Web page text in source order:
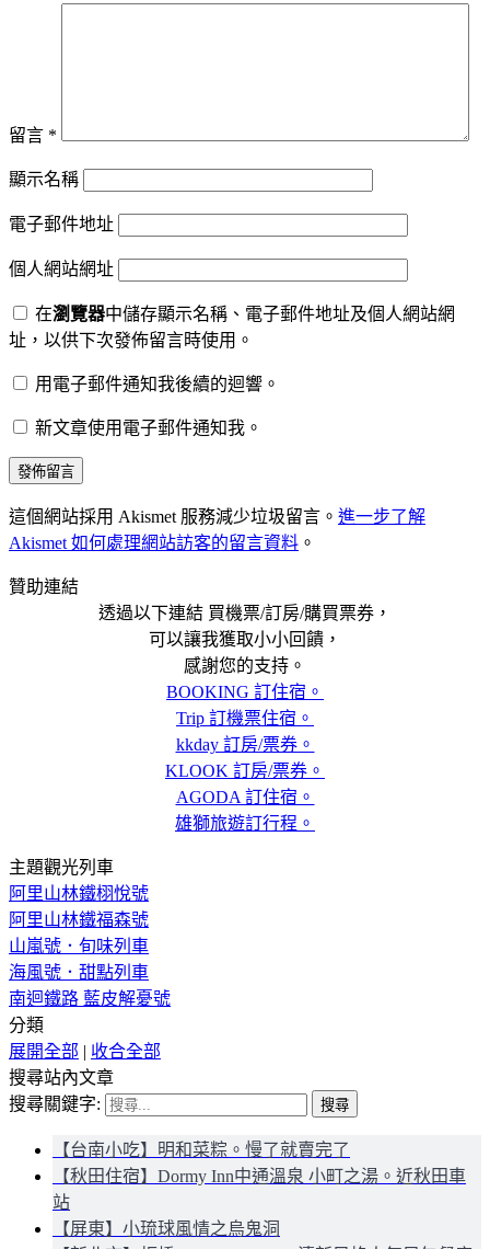
留言 *
顯示名稱
電子郵件地址
個人網站網址
在瀏覽器中儲存顯示名稱、電子郵件地址及個人網站網
址，以供下次發佈留言時使用。
用電子郵件通知我後續的迴響。
新文章使用電子郵件通知我。
這個網站採用 Akismet 服務減少垃圾留言。 進一步了解
Akismet 如何處理網站訪客的留言資料 。
贊助連結
透過以下連結 買機票/訂房/購買票券，
可以讓我獲取小小回饋，
感謝您的支持。
BOOKING 訂住宿。
Trip 訂機票住宿。
kkday 訂房/票券。
KLOOK 訂房/票券。
AGODA 訂住宿。
雄獅旅遊訂行程。
主題觀光列車
阿里山林鐵栩悅號
阿里山林鐵福森號
山嵐號．旬味列車
海風號．甜點列車
南迴鐵路 藍皮解憂號
分類
展開全部 | 收合全部
搜尋站內文章
搜尋關鍵字:
【台南小吃】明和菜粽。慢了就賣完了
【秋田住宿】Dormy Inn中通溫泉 小町之湯。近秋田車
站
【屏東】小琉球風情之烏鬼洞